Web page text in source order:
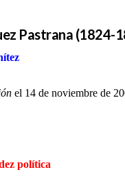
Pastrana (1824-
el 14 de noviembre de
política